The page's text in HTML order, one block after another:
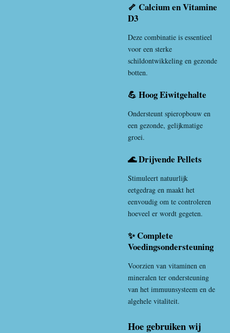
🦴 Calcium en Vitamine
D3
Deze combinatie is essentieel
voor een sterke
schildontwikkeling en gezonde
botten.
💪 Hoog Eiwitgehalte
Ondersteunt spieropbouw en
een gezonde, gelijkmatige
groei.
🌊 Drijvende Pellets
Stimuleert natuurlijk
eetgedrag en maakt het
eenvoudig om te controleren
hoeveel er wordt gegeten.
✨ Complete
Voedingsondersteuning
Voorzien van vitaminen en
mineralen ter ondersteuning
van het immuunsysteem en de
algehele vitaliteit.
Hoe gebruiken wij